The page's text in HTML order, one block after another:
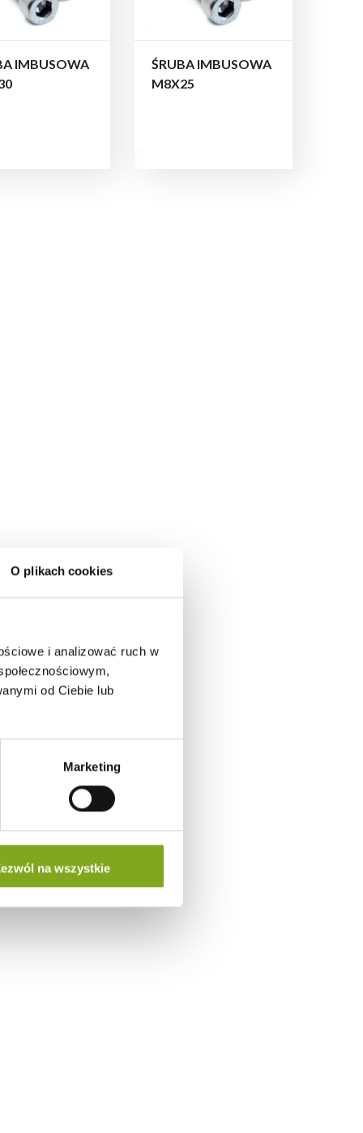
O plikach cookies
i analizować ruch w
od Ciebie lub
Marketing
na wszystkie
IMBUSOWA
ŚRUBA IMBUSOWA
M8X25